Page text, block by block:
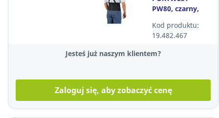
PW80, czarny,
Kod produktu:
19.482.467
Jesteś już naszym klientem?
Zaloguj się, aby zobaczyć cenę